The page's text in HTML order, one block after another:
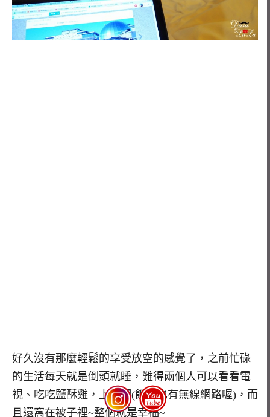
好久沒有那麼輕鬆的享受放空的感覺了，之前忙碌
的生活每天就是倒頭就睡，難得兩個人可以看看電
視、吃吃鹽酥雞，上上網(飯店也有無線網路喔)，而
且還窩在被子裡~整個就是幸福~